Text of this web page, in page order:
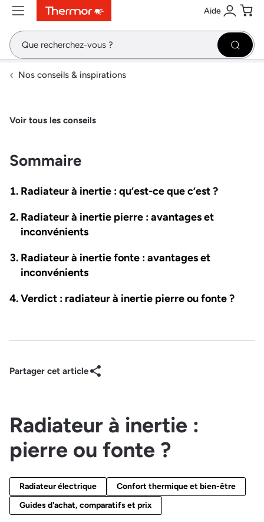
ContenuMenuRecherche Aide
Se
Nos conseils & inspirations
Voir tous les conseils
Sommaire
Radiateur à inertie : qu’est-ce que c’est ?
Radiateur à inertie pierre : avantages et
inconvénients
Radiateur à inertie fonte : avantages et
inconvénients
Verdict : radiateur à inertie pierre ou fonte ?
Partager cet article
Radiateur à inertie :
pierre ou fonte ?
Radiateur électrique
Confort thermique et bien-être
Guides d'achat, comparatifs et prix